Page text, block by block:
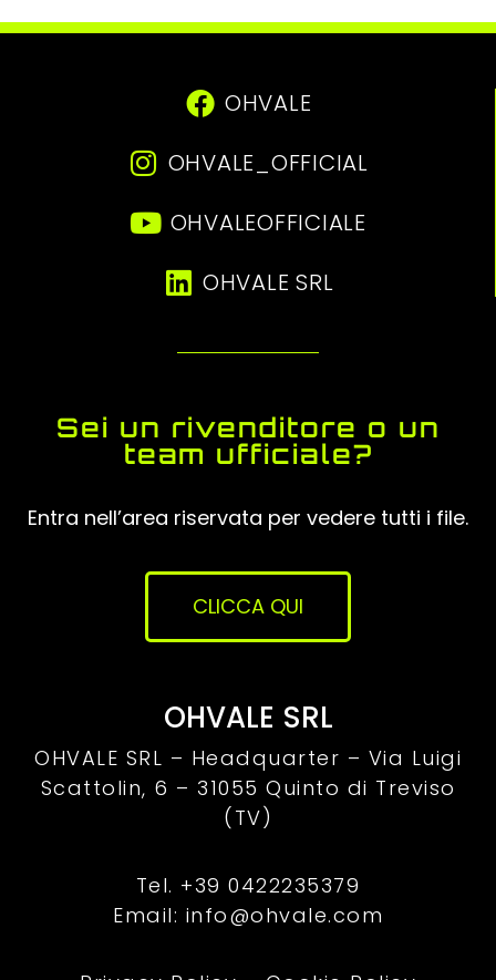
OHVALE
OHVALE_OFFICIAL
OHVALEOFFICIALE
OHVALE SRL
Sei un rivenditore o un
team ufficiale?
Entra nell’area riservata per vedere tutti i file.
CLICCA QUI
OHVALE SRL
OHVALE SRL – Headquarter – Via Luigi
Scattolin, 6 – 31055 Quinto di Treviso
(TV)
Tel. +39 0422235379
Email: info@ohvale.com